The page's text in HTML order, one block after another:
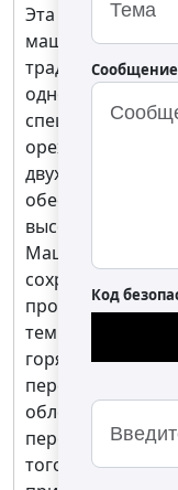
Эта стандартная
машина
традиционных
специально
орехов и семян
обеспечивающим
высокое
Машина
сохранять
профиль
температурах, и
горячим
облегчает
перемещения
того, машина
Код